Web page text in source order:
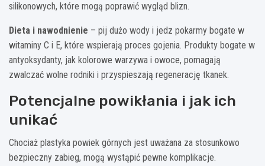
silikonowych, które mogą poprawić wygląd blizn.
Dieta i nawodnienie – pij dużo wody i jedz pokarmy bogate w
witaminy C i E, które wspierają proces gojenia. Produkty bogate w
antyoksydanty, jak kolorowe warzywa i owoce, pomagają
zwalczać wolne rodniki i przyspieszają regenerację tkanek.
Potencjalne powikłania i jak ich
unikać
Chociaż plastyka powiek górnych jest uważana za stosunkowo
bezpieczny zabieg, mogą wystąpić pewne komplikacje.